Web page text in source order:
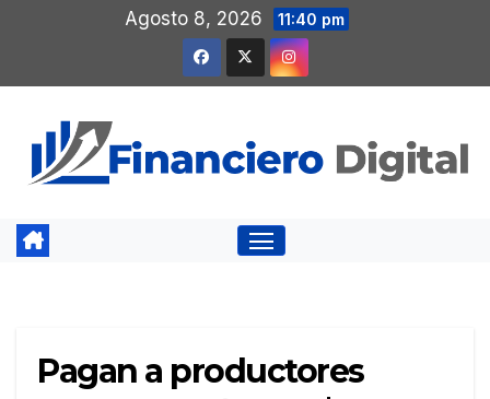
contenido
Agosto 8, 2026 11:40 pm
Pagan a productores